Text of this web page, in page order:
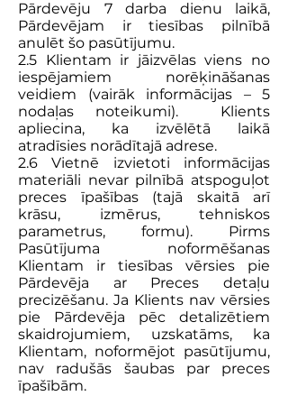
Pārdevēju 7 darba dienu laikā,
Pārdevējam ir tiesības pilnībā
anulēt šo pasūtījumu.
2.5 Klientam ir jāizvēlas viens no
iespējamiem norēķināšanas
veidiem (vairāk informācijas – 5
nodaļas noteikumi). Klients
apliecina, ka izvēlētā laikā
atradīsies norādītajā adrese.
2.6 Vietnē izvietoti informācijas
materiāli nevar pilnībā atspoguļot
preces īpašības (tajā skaitā arī
krāsu, izmērus, tehniskos
parametrus, formu). Pirms
Pasūtījuma noformēšanas
Klientam ir tiesības vērsies pie
Pārdevēja ar Preces detaļu
precizēšanu. Ja Klients nav vērsies
pie Pārdevēja pēc detalizētiem
skaidrojumiem, uzskatāms, ka
Klientam, noformējot pasūtījumu,
nav radušās šaubas par preces
īpašībām.